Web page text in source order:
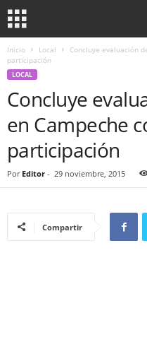
Inicio Local
Concluye evaluación
participación
LOCAL
Concluye
en Campeche
participación
Por Editor - 29 noviembre, 2015
Compartir